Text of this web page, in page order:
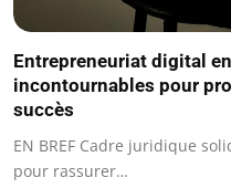
Entrepreneuriat digital
incontournables pour
succès
EN BREF Cadre juridique
pour rassurer…